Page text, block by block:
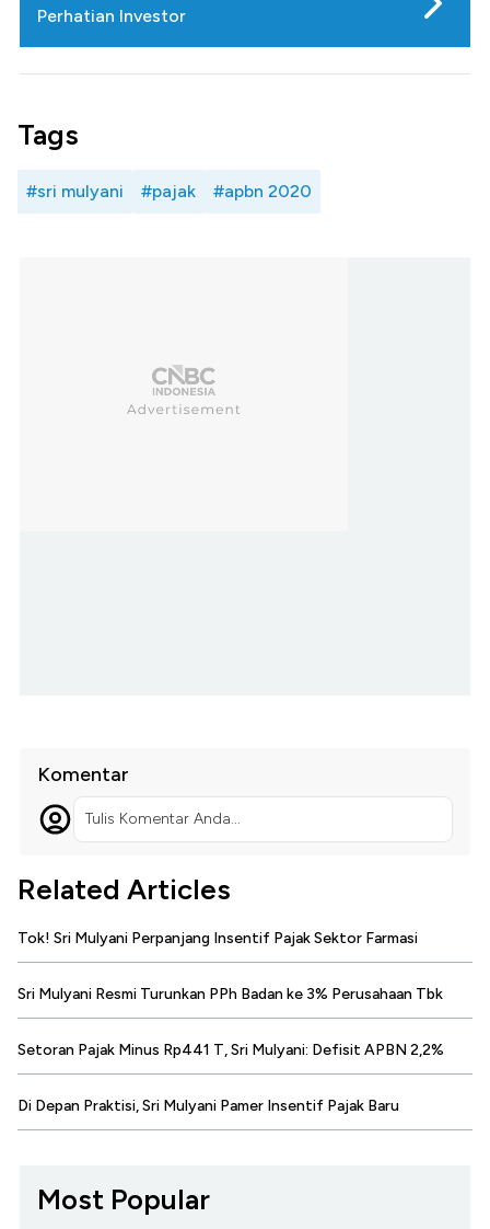
Perhatian Investor
Tags
#sri mulyani #pajak #apbn 2020
Komentar
Tulis Komentar Anda...
Related Articles
Tok! Sri Mulyani Perpanjang Insentif Pajak Sektor Farmasi
Sri Mulyani Resmi Turunkan PPh Badan ke 3% Perusahaan Tbk
Setoran Pajak Minus Rp441 T, Sri Mulyani: Defisit APBN 2,2%
Di Depan Praktisi, Sri Mulyani Pamer Insentif Pajak Baru
Most Popular